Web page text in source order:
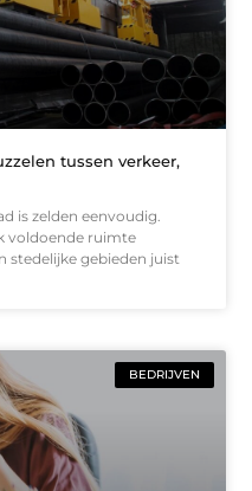
tussen verkeer,
is zelden eenvoudig.
voldoende ruimte
stedelijke gebieden juist
BEDRIJVEN